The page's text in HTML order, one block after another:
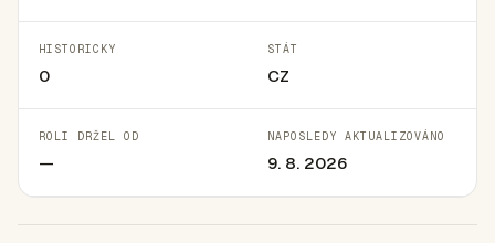
HISTORICKY
0
STÁT
CZ
ROLI DRŽEL OD
—
NAPOSLEDY AKTUALIZOVÁNO
9. 8. 2026